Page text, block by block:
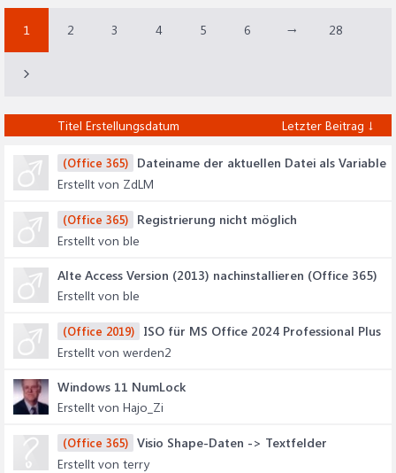
1 2 3 4 5 6 → 28
Titel Erstellungsdatum Letzter Beitrag ↓
(Office 365)
Dateiname der aktuellen Datei als Variable
Erstellt von ZdLM
(Office 365)
Registrierung nicht möglich
Erstellt von ble
Alte Access Version (2013) nachinstallieren (Office 365)
Erstellt von ble
(Office 2019)
ISO für MS Office 2024 Professional Plus
Erstellt von werden2
Windows 11 NumLock
Erstellt von Hajo_Zi
(Office 365) Visio Shape-Daten -> Textfelder
Erstellt von terry